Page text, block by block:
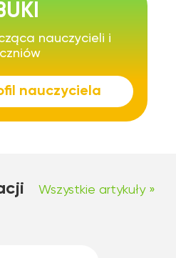
nauczycieli i
nauczyciela
Wszystkie artykuły »